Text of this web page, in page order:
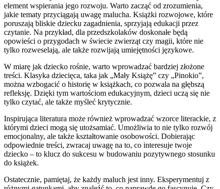
element wspierania jego rozwoju. Warto zacząć od zrozumienia,
jakie tematy przyciągają uwagę malucha. Książki rozwojowe, które
poruszają bliskie dziecku zagadnienia, sprzyjają edukacji przez
czytanie. Na przykład, dla przedszkolaków doskonałe będą
opowieści o przygodach w świecie zwierząt czy magii, które nie
tylko rozweselają, ale także rozwijają umiejętności językowe.
W miarę jak dziecko rośnie, warto wprowadzać bardziej złożone
treści. Klasyka dziecięca, taka jak „Mały Książę” czy „Pinokio”,
można wzbogacić o historię w książkach, co pozwala na głębszą
refleksję. Dzięki tym wartościom edukacyjnym, dzieci uczą się nie
tylko czytać, ale także myśleć krytycznie.
Inspirująca literatura może również wprowadzać wzorce literackie, z
którymi dzieci mogą się utożsamiać. Umożliwia to nie tylko rozwój
emocjonalny, ale także kształtowanie osobowości. Dobierając
odpowiednie treści, zwracaj uwagę na to, co interesuje twoje
dziecko – to klucz do sukcesu w budowaniu pozytywnego stosunku
do książek.
Ostatecznie, pamiętaj, że każdy maluch jest inny. Eksperymentuj z